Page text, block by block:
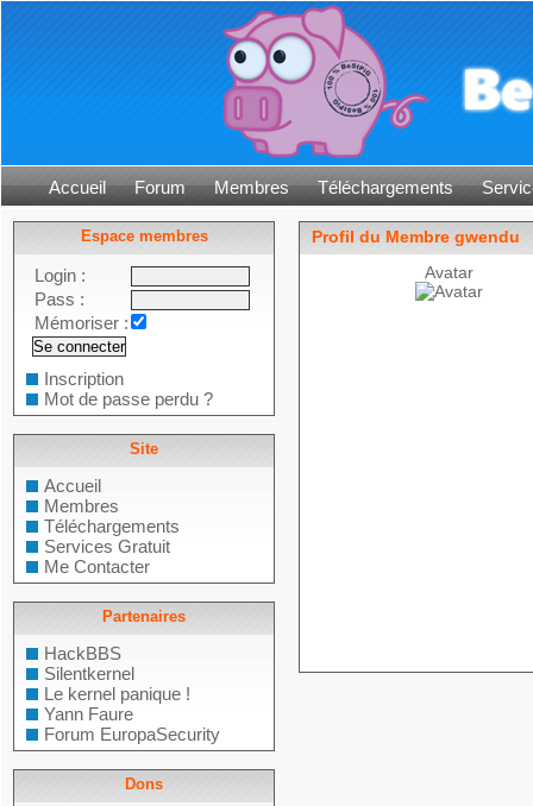
Accueil Forum Membres Téléchargements
Espace membres
Login :
Pass :
Mémoriser :
Inscription
Mot de passe perdu ?
Site
Accueil
Membres
Téléchargements
Services Gratuit
Me Contacter
Partenaires
HackBBS
Silentkernel
Le kernel panique !
Yann Faure
Forum EuropaSecurity
Dons
Profil du Membre gwendu
Avatar